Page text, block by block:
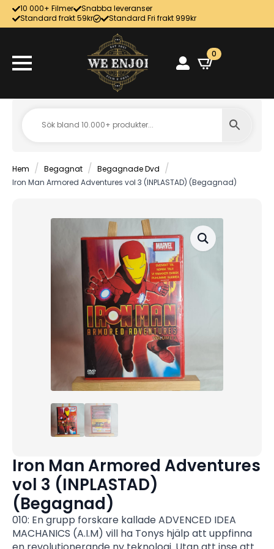
10 000+ Filmer
Snabba leveranser
Standard frakt 59kr
Standard Fri frakt 999kr
0
Hem Begagnat
Begagnade Dvd
Iron Man Armored Adventures vol 3 (INPLASTAD) (Begagnad)
Iron Man Armored Adventures
vol 3 (INPLASTAD)
(Begagnad)
010: En grupp forskare kallade ADVENCED IDEA
MACHANICS (A.I.M) vill ha Tonys hjälp att uppfinna